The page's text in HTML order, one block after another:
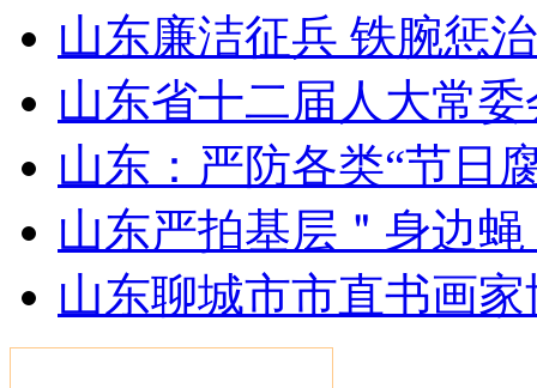
山东廉洁征兵 铁腕惩
山东省十二届人大常
山东：严防各类“节日
山东严拍基层＂身边蝇
山东聊城市市直书画